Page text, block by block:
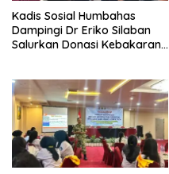
Kadis Sosial Humbahas
Dampingi Dr Eriko Silaban
Salurkan Donasi Kebakaran